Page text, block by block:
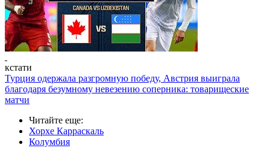
кстати
Турция одержала разгромную победу, Австрия выиграла
благодаря безумному невезению соперника: товарищеские
матчи
Читайте еще:
Хорхе Карраскаль
Колумбия